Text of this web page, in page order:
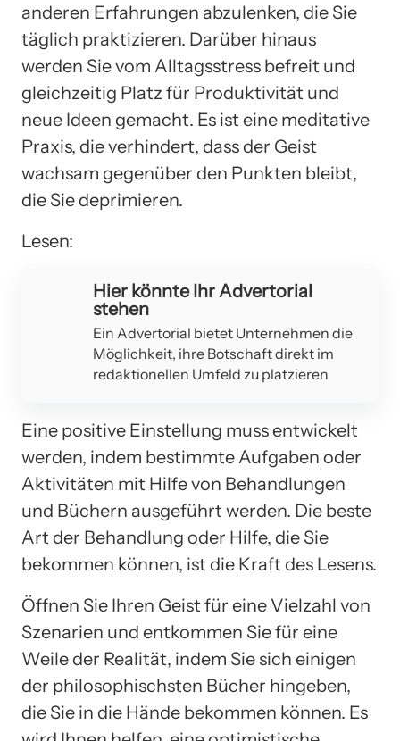
anderen Erfahrungen abzulenken, die Sie
täglich praktizieren. Darüber hinaus
werden Sie vom Alltagsstress befreit und
gleichzeitig Platz für Produktivität und
neue Ideen gemacht. Es ist eine meditative
Praxis, die verhindert, dass der Geist
wachsam gegenüber den Punkten bleibt,
die Sie deprimieren.
Lesen:
Hier könnte Ihr Advertorial
stehen
Ein Advertorial bietet Unternehmen die
Möglichkeit, ihre Botschaft direkt im
redaktionellen Umfeld zu platzieren
Eine positive Einstellung muss entwickelt
werden, indem bestimmte Aufgaben oder
Aktivitäten mit Hilfe von Behandlungen
und Büchern ausgeführt werden. Die beste
Art der Behandlung oder Hilfe, die Sie
bekommen können, ist die Kraft des Lesens.
Öffnen Sie Ihren Geist für eine Vielzahl von
Szenarien und entkommen Sie für eine
Weile der Realität, indem Sie sich einigen
der philosophischsten Bücher hingeben,
die Sie in die Hände bekommen können. Es